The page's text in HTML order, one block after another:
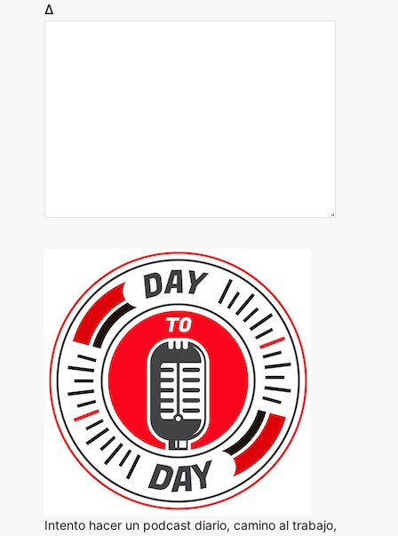
Δ
Intento hacer un podcast diario, camino al trabajo,